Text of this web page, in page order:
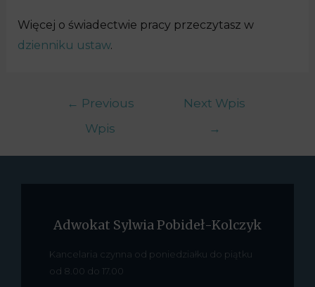
Więcej o świadectwie pracy przeczytasz w
dzienniku ustaw.
← Previous
Wpis
Next Wpis
→
Adwokat Sylwia Pobideł-Kolczyk
Kancelaria czynna od poniedziałku do piątku
od 8.00 do 17.00